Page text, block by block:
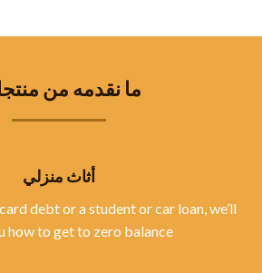
ما نقدمه من
أثاث منزلي
debt or a student or car loan, we’ll
how to get to zero balance.